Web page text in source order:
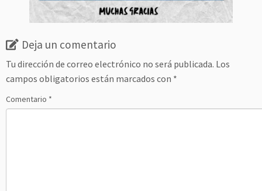
Deja un comentario
Tu dirección de correo electrónico no será publicada. Los
campos obligatorios están marcados con *
Comentario *